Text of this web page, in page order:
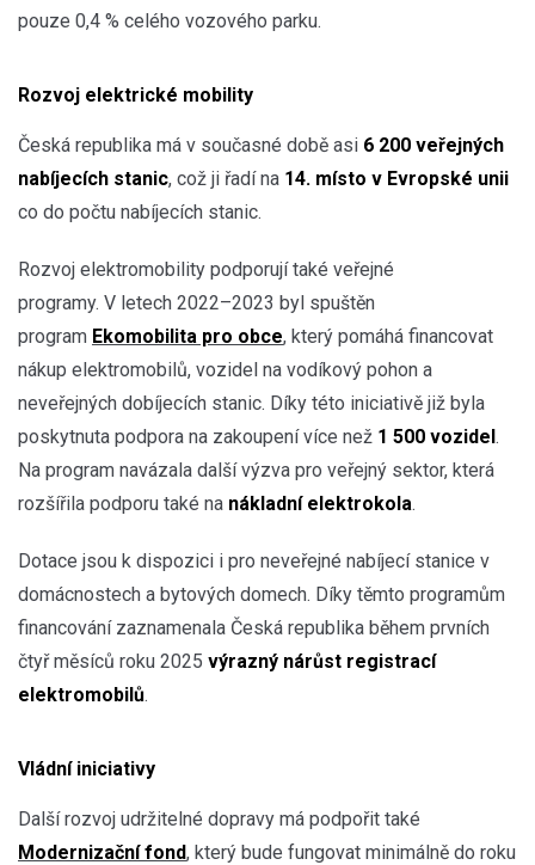
pouze 0,4 % celého vozového parku.
Rozvoj elektrické mobility
Česká republika má v současné době asi 6 200 veřejných
nabíjecích stanic, což ji řadí na 14. místo v Evropské unii
co do počtu nabíjecích stanic.
Rozvoj elektromobility podporují také veřejné
programy. V letech 2022–2023 byl spuštěn
program Ekomobilita pro obce, který pomáhá financovat
nákup elektromobilů, vozidel na vodíkový pohon a
neveřejných dobíjecích stanic. Díky této iniciativě již byla
poskytnuta podpora na zakoupení více než 1 500 vozidel.
Na program navázala další výzva pro veřejný sektor, která
rozšířila podporu také na nákladní elektrokola.
Dotace jsou k dispozici i pro neveřejné nabíjecí stanice v
domácnostech a bytových domech. Díky těmto programům
financování zaznamenala Česká republika během prvních
čtyř měsíců roku 2025 výrazný nárůst registrací
elektromobilů.
Vládní iniciativy
Další rozvoj udržitelné dopravy má podpořit také
Modernizační fond, který bude fungovat minimálně do roku